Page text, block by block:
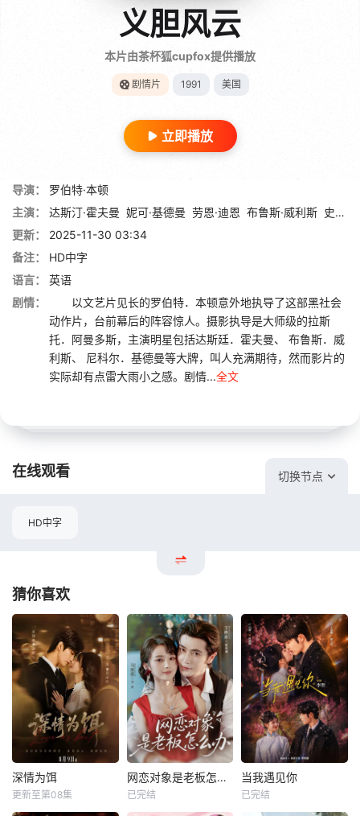
义胆风云
本片由茶杯狐cupfox提供播放
剧情片 1991 美国
立即播放
导演：
罗伯特·本顿
主演：
达斯汀·霍夫曼 妮可·基德曼 劳恩·迪恩 布鲁斯·威利斯 史蒂芬·希尔
更新：
2025-11-30 03:34
备注：
HD中字
语言：
英语
剧情：
以文艺片见长的罗伯特．本顿意外地执导了这部黑社会
动作片，台前幕后的阵容惊人。摄影执导是大师级的拉斯
托．阿曼多斯，主演明星包括达斯廷．霍夫曼、 布鲁斯．威
利斯、 尼科尔．基德曼等大牌，叫人充满期待，然而影片的
实际却有点雷大雨小之感。剧情...全文
在线观看 切换节点
HD中字
猜你喜欢
深情为饵
更新至第08集
网恋对象是老板怎么办
已完结
当我遇见你
已完结